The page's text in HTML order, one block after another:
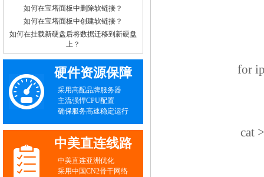
如何在宝塔面板中删除软链接？
如何在宝塔面板中创建软链接？
如何在挂载新硬盘后将数据迁移到新硬盘
上？
硬件资源保障
采用高配品牌服务器
主流强悍CPU配置
确保服务高速稳定运行
中美直连线路
中美直连亚洲优化
采用中国CN2骨干网络
for
cat